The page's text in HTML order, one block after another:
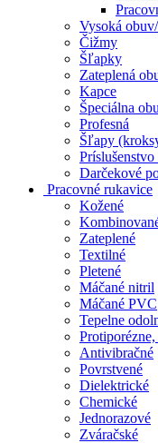
Vysoká
Čižmy
Šľapky
Zateplená
Kapce
Špeciálna
Profesná
Šľapy
Darčekové
Pracovné rukavice
Kožené
Zateplené
Textilné
Pletené
Máčané nitril
Máčané PVC
Tepelne
Antivibračné
Povrstvené
Dielektrické
Chemické
Jednorazové
Zváračské